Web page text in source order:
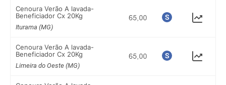
Cenoura Verão A lavada-
Beneficiador Cx 20Kg
Iturama (MG)
Cenoura Verão A lavada-
Beneficiador Cx 20Kg
Limeira do Oeste (MG)